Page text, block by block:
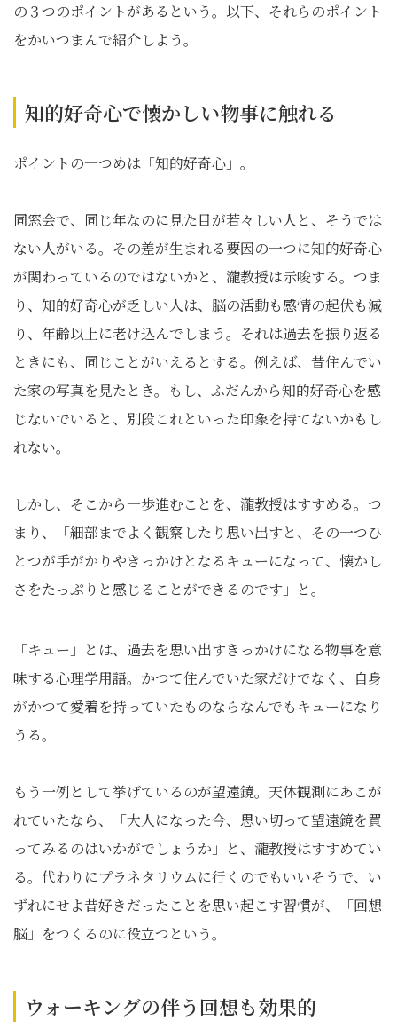
の３つのポイントがあるという。以下、それらのポイント
をかいつまんで紹介しよう。
知的好奇心で懐かしい物事に触れる
ポイントの一つめは「知的好奇心」。
同窓会で、同じ年なのに見た目が若々しい人と、そうでは
ない人がいる。その差が生まれる要因の一つに知的好奇心
が関わっているのではないかと、瀧教授は示唆する。つま
り、知的好奇心が乏しい人は、脳の活動も感情の起伏も減
り、年齢以上に老け込んでしまう。それは過去を振り返る
ときにも、同じことがいえるとする。例えば、昔住んでい
た家の写真を見たとき。もし、ふだんから知的好奇心を感
じないでいると、別段これといった印象を持てないかもし
れない。
しかし、そこから一歩進むことを、瀧教授はすすめる。つ
まり、「細部までよく観察したり思い出すと、その一つひ
とつが手がかりやきっかけとなるキューになって、懐かし
さをたっぷりと感じることができるのです」と。
「キュー」とは、過去を思い出すきっかけになる物事を意
味する心理学用語。かつて住んでいた家だけでなく、自身
がかつて愛着を持っていたものならなんでもキューになり
うる。
もう一例として挙げているのが望遠鏡。天体観測にあこが
れていたなら、「大人になった今、思い切って望遠鏡を買
ってみるのはいかがでしょうか」と、瀧教授はすすめてい
る。代わりにプラネタリウムに行くのでもいいそうで、い
ずれにせよ昔好きだったことを思い起こす習慣が、「回想
脳」をつくるのに役立つという。
ウォーキングの伴う回想も効果的